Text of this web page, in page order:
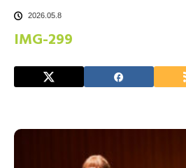
2026.05.8
IMG-299